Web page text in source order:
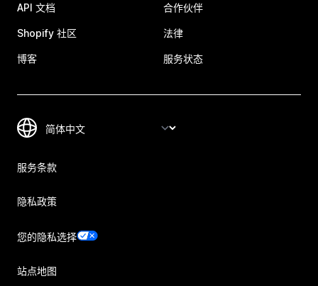
API 文档
Shopify 社区
博客
合作伙伴
法律
服务状态
服务条款
隐私政策
您的隐私选择
站点地图